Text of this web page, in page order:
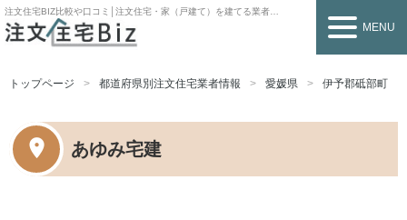
注文住宅BIZ比較や口コミ│注文住宅・家（戸建て）を建てる業者を探すなら
MENU
トップページ 都道府県別注文住宅業者情報 愛媛県 伊予郡砥部町
あゆみ宅建